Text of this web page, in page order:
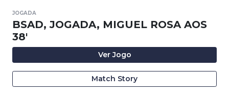
JOGADA
BSAD, JOGADA, MIGUEL ROSA AOS
38'
Ver Jogo
Match Story